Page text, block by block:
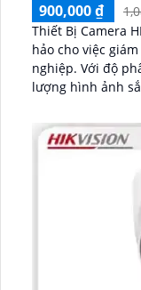
900,000 ₫
Thiết Bị Camera
hảo cho việc
nghiệp. Với độ phân giải lên đến 2.0 megapixel, chất
lượng hình ảnh